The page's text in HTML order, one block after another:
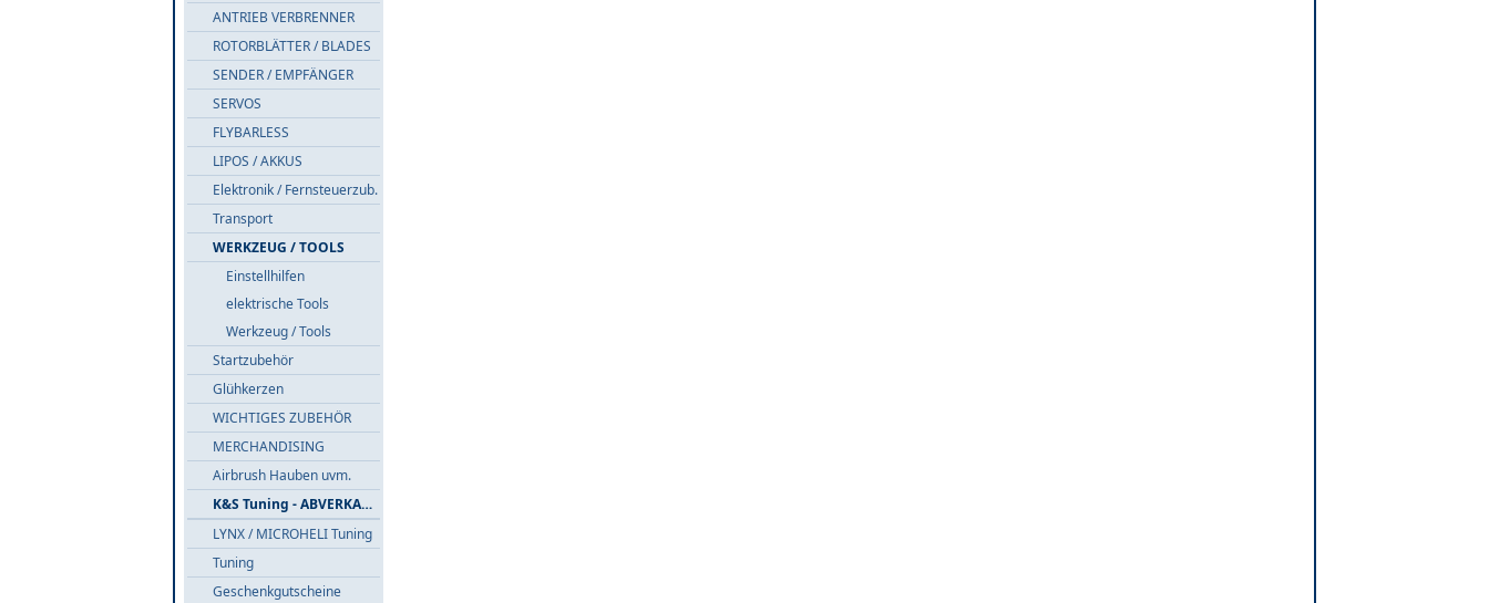
ANTRIEB VERBRENNER
ROTORBLÄTTER / BLADES
SENDER / EMPFÄNGER
SERVOS
FLYBARLESS
LIPOS / AKKUS
Elektronik / Fernsteuerzub.
Transport
WERKZEUG / TOOLS
Einstellhilfen
elektrische Tools
Werkzeug / Tools
Startzubehör
Glühkerzen
WICHTIGES ZUBEHÖR
MERCHANDISING
Airbrush Hauben uvm.
K&S Tuning - ABVERKAUF
LYNX / MICROHELI Tuning
Tuning
Geschenkgutscheine